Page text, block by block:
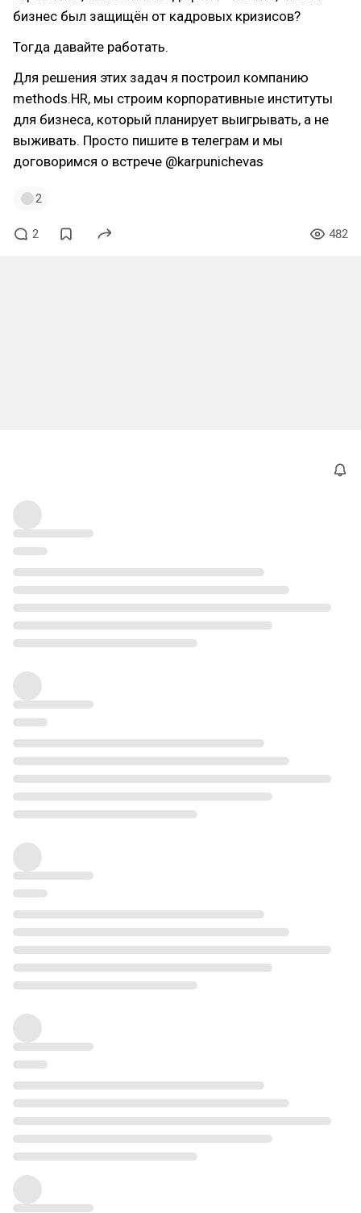
бизнес был защищён от кадровых кризисов?
Тогда давайте работать.
Для решения этих задач я построил компанию
methods.HR, мы строим корпоративные институты
для бизнеса, который планирует выигрывать, а не
выживать. Просто пишите в телеграм и мы
договоримся о встрече @karpunichevas
2
2 482